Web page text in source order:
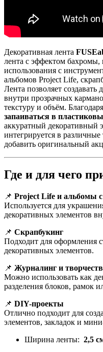
Декоративная лента
лента с эффектом бахромы,
использования с
альбомов Project Life,
Лента позволяет
внутри прозрачных
текстуру и объём.
запаиваться в
аккуратный декоративный
интегрируется в
добавить оригинальный
Где и для чего
📌 Project Life и альбомы
Используется для
декоративных элементов
📌 Скрапбукинг
Подходит для оформления
декоративных элементов.
📌 Журналинг и
Можно использовать как
разделения блоков, рамок
📌 DIY-проекты
Отлично подходит для
элементов, закладок и
Ширина ленты: 2,5